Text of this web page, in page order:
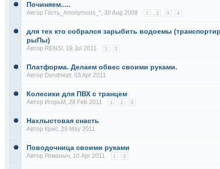
Починяем.....
Автор Гость_Anonymous_*, 30 Aug 2008 1 2 3 4
для тех кто собрался зарыбить водоемы
рыПы)
Автор RENSI , 19 Jul 2011 1 2
Платформа. Делаем обвес своими руками.
Автор Dendnepr, 03 Apr 2011
Колесики для ПВХ с транцем
Автор ИгорьМ , 28 Feb 2011 1 2 3
Нахлыстовая снасть
Автор Крис, 29 May 2011
Поводочница своими руками
Автор Романыч, 10 Apr 2011 1 2